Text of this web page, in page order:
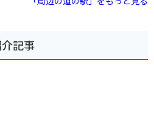
、この花の窟を望むことができ、その壮大さに
周辺には、世界遺産の熊野古道や七里御浜な
媚な観光スポットがたくさんあります。熊野
な気候で知られており、みかんや梅などの柑
記事